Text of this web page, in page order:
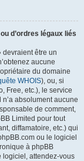
d’ordres légaux liés
devraient être un
aucune
du domaine
WHOIS), ou, si
Free, etc.), le service
absolument aucune
de comment,
Limited pour tout
diffamatoire, etc.) qui
ou le logiciel
à phpBB
logiciel, attendez-vous